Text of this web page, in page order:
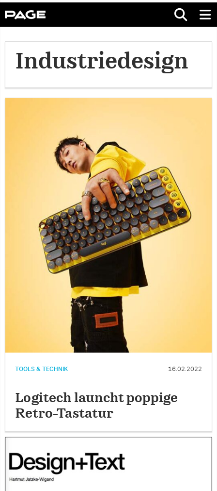
Industriedesign
TOOLS & TECHNIK 16.02.2022
Logitech launcht poppige
Retro-Tastatur